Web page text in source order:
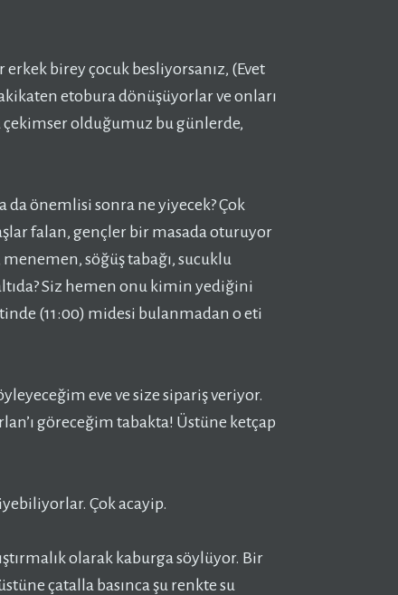
birey çocuk besliyorsanız, (Evet
etobura dönüşüyorlar ve onları
olduğumuz bu günlerde,
önemlisi sonra ne yiyecek? Çok
falan, gençler bir masada oturuyor
söğüş tabağı, sucuklu
Siz hemen onu kimin yediğini
(11:00) midesi bulanmadan o eti
eve ve size sipariş veriyor.
göreceğim tabakta! Üstüne ketçap
Çok acayip.
olarak kaburga söylüyor. Bir
çatalla basınca şu renkte su